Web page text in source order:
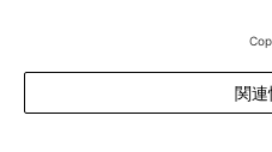
関連